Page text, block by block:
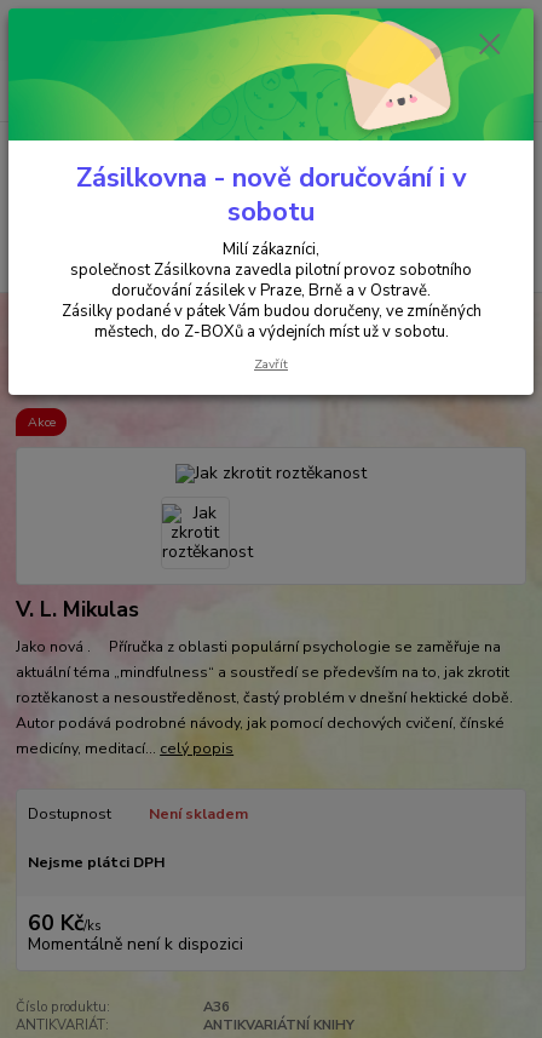
Minimální hodnota objednávky je 200 kč. Při nákupu nad 2000,- Kč je
požadována platba předem na účet.
Menu
+420 737 737 037
(Po-Pá, 9-18 hod.)
za
ANTIKVARIÁT Jak zkrotit roztěkanost
Jak zkrotit roztěkanost
Akce
V. L. Mikulas
Jako nová . Příručka z oblasti populární psychologie se zaměřuje na
aktuální téma „mindfulness“ a soustředí se především na to, jak zkrotit
roztěkanost a nesoustředěnost, častý problém v dnešní hektické době.
Autor podává podrobné návody, jak pomocí dechových cvičení, čínské
medicíny, meditací... celý popis
Dostupnost Není skladem
Nejsme plátci DPH
60 Kč/ks
Momentálně není k dispozici
Číslo produktu:
A36
ANTIKVARIÁT:
ANTIKVARIÁTNÍ KNIHY
Zásilkovna - nově doručování i v
sobotu
Milí zákazníci,
společnost Zásilkovna zavedla pilotní provoz sobotního
doručování zásilek v Praze, Brně a v Ostravě.
Zásilky podané v pátek Vám budou doručeny, ve zmíněných
městech, do Z-BOXů a výdejních míst už v sobotu.
Zavřít